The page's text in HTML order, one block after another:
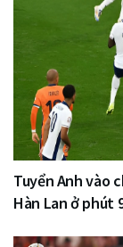
Tuyển Anh vào
Hàn Lan ở phút